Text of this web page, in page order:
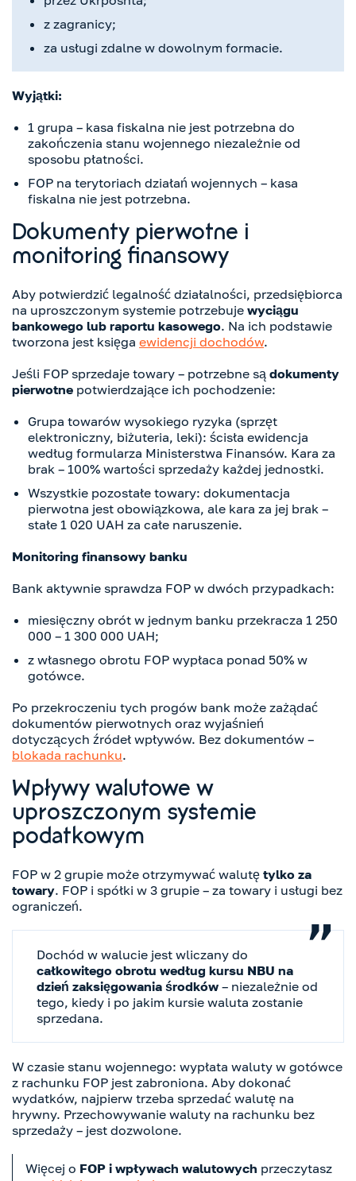
z zagranicy;
za usługi zdalne w dowolnym formacie.
Wyjątki:
1 grupa – kasa fiskalna nie jest potrzebna do
zakończenia stanu wojennego niezależnie od
sposobu płatności.
FOP na terytoriach działań wojennych – kasa
fiskalna nie jest potrzebna.
Dokumenty pierwotne i
monitoring finansowy
Aby potwierdzić legalność działalności, przedsiębiorca
na uproszczonym systemie potrzebuje wyciągu
bankowego lub raportu kasowego. Na ich podstawie
tworzona jest księga ewidencji dochodów.
Jeśli FOP sprzedaje towary – potrzebne są dokumenty
pierwotne potwierdzające ich pochodzenie:
Grupa towarów wysokiego ryzyka (sprzęt
elektroniczny, biżuteria, leki): ścisła ewidencja
według formularza Ministerstwa Finansów. Kara za
brak – 100% wartości sprzedaży każdej jednostki.
Wszystkie pozostałe towary: dokumentacja
pierwotna jest obowiązkowa, ale kara za jej brak –
stałe 1 020 UAH za całe naruszenie.
Monitoring finansowy banku
Bank aktywnie sprawdza FOP w dwóch przypadkach:
miesięczny obrót w jednym banku przekracza 1 250
000 – 1 300 000 UAH;
z własnego obrotu FOP wypłaca ponad 50% w
gotówce.
Po przekroczeniu tych progów bank może zażądać
dokumentów pierwotnych oraz wyjaśnień
dotyczących źródeł wpływów. Bez dokumentów –
blokada rachunku.
Wpływy walutowe w
uproszczonym systemie
podatkowym
FOP w 2 grupie może otrzymywać walutę tylko za
towary. FOP i spółki w 3 grupie – za towary i usługi bez
ograniczeń.
Dochód w walucie jest wliczany do
całkowitego obrotu według kursu NBU na
dzień zaksięgowania środków – niezależnie od
tego, kiedy i po jakim kursie waluta zostanie
sprzedana.
W czasie stanu wojennego: wypłata waluty w gotówce
z rachunku FOP jest zabroniona. Aby dokonać
wydatków, najpierw trzeba sprzedać walutę na
hrywny. Przechowywanie waluty na rachunku bez
sprzedaży – jest dozwolone.
Więcej o FOP i wpływach walutowych przeczytasz